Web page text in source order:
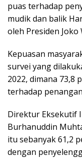
puas terhadap
mudik dan balik
oleh Presiden Joko
Kepuasan
survei yang
2022, dimana 73,8
terhadap
Direktur Eksekutif
Burhanuddin
itu sebanyak 61,2
dengan